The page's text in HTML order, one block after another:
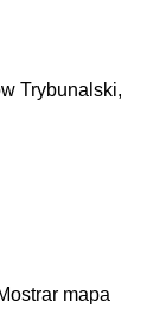
Trybunalski,
mapa